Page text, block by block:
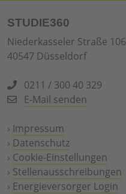
STUDIE360
Niederkasseler Straße 106
40547 Düsseldorf
0211 / 300 40 329
E-Mail senden
› Impressum
› Datenschutz
› Cookie-Einstellungen
› Stellenausschreibungen
› Energieversorger Login